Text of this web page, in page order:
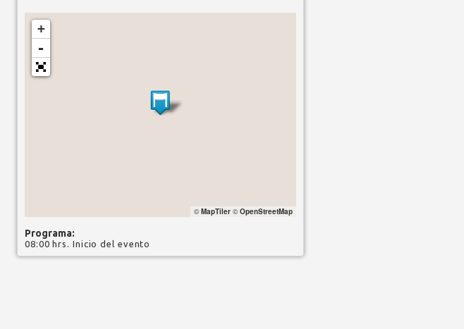
+
-
© MapTiler © OpenStreetMap
Programa:
08:00 hrs. Inicio del evento